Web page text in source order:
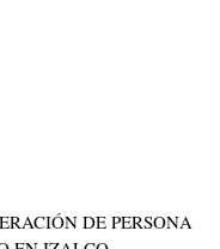
DE PERSONA